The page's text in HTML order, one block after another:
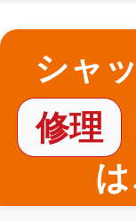
シャ
修理